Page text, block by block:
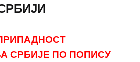
СРБИЈЕ ПО ПОПИСУ